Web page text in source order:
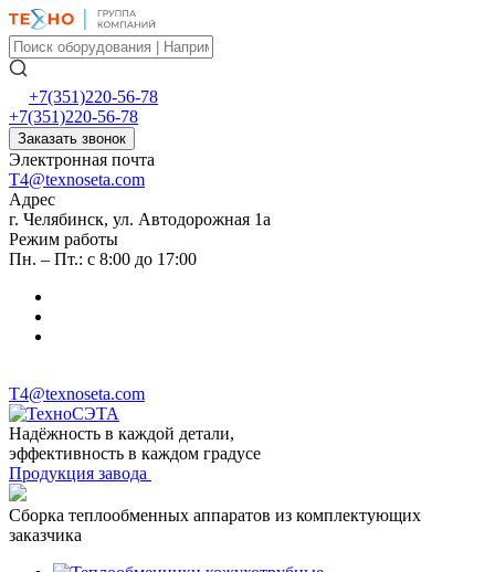
+7(351)220-56-78
+7(351)220-56-78
Заказать звонок
Электронная почта
T4@texnoseta.com
Адрес
г. Челябинск, ул. Автодорожная 1а
Режим работы
Пн. – Пт.: с 8:00 до 17:00
T4@texnoseta.com
Надёжность в каждой детали,
эффективность в каждом градусе
Продукция завода
Сборка теплообменных аппаратов из комплектующих
заказчика